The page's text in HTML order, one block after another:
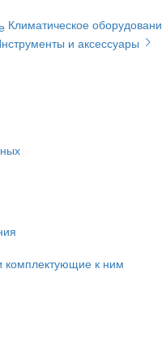
Климатическое
и аксессуары
комплектующие к ним